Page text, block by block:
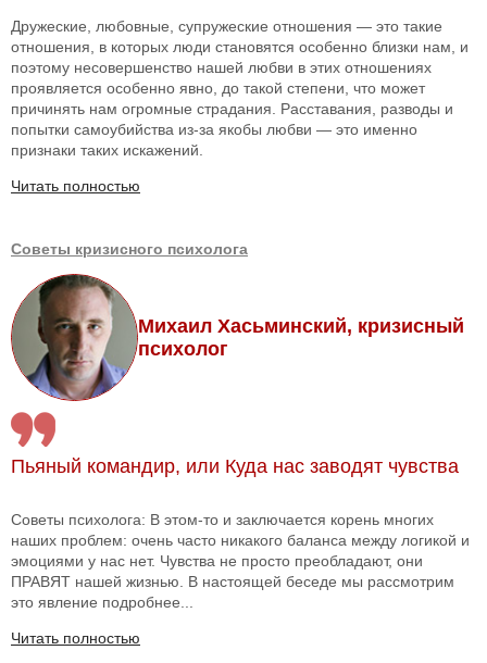
Дружеские, любовные, супружеские отношения — это такие
отношения, в которых люди становятся особенно близки нам, и
поэтому несовершенство нашей любви в этих отношениях
проявляется особенно явно, до такой степени, что может
причинять нам огромные страдания. Расставания, разводы и
попытки самоубийства из-за якобы любви — это именно
признаки таких искажений.
Читать полностью
Советы кризисного психолога
Михаил Хасьминский, кризисный
психолог
Пьяный командир, или Куда нас заводят чувства
Советы психолога: В этом-то и заключается корень многих
наших проблем: очень часто никакого баланса между логикой и
эмоциями у нас нет. Чувства не просто преобладают, они
ПРАВЯТ нашей жизнью. В настоящей беседе мы рассмотрим
это явление подробнее...
Читать полностью